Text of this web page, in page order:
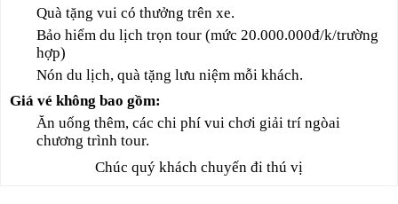
Quà tặng vui có thưởng trên xe.
Bảo hiểm du lịch trọn tour (mức 20.000.000đ/k/trường
hợp)
Nón du lịch, quà tặng lưu niệm mỗi khách.
Giá vé không bao gồm:
Ăn uống thêm, các chi phí vui chơi giải trí ngòai
chương trình tour.
Chúc quý khách chuyến đi thú vị